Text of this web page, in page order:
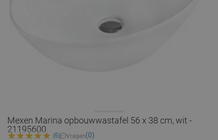
Mexen Marina opbouwwastafel 56 x 38 cm, wit -
21195600
(6) Vragen(0)